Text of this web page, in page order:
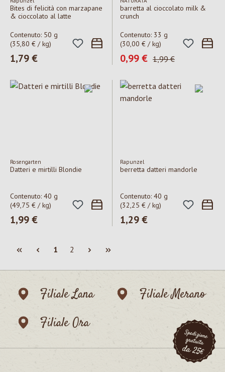
Bites di felicità con marzapane
& cioccolato al latte
Contenuto: 50 g
(35,80 € / kg)
Prezzo normale:
1,79 €
barretta al cioccolato milk &
crunch
Contenuto: 33 g
(30,00 € / kg)
Prezzo di vendita:
0,99 € Prezzo normale:
1,99 €
Rosengarten
Datteri e mirtilli Blondie
Contenuto: 40 g
(49,75 € / kg)
Prezzo normale:
1,99 €
Rapunzel
berretta datteri mandorle
Contenuto: 40 g
(32,25 € / kg)
Prezzo normale:
1,29 €
Pagina
1 Pagina
2
Filiale Lana
Filiale Merano
Filiale Ora